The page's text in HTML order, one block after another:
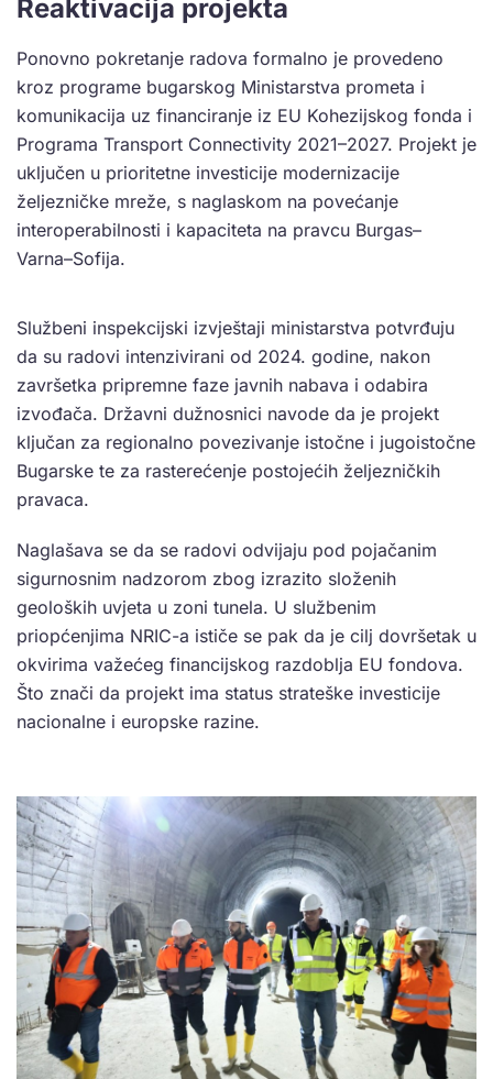
Reaktivacija projekta
Ponovno pokretanje radova formalno je provedeno
kroz programe bugarskog Ministarstva prometa i
komunikacija uz financiranje iz EU Kohezijskog fonda i
Programa Transport Connectivity 2021–2027. Projekt je
uključen u prioritetne investicije modernizacije
željezničke mreže, s naglaskom na povećanje
interoperabilnosti i kapaciteta na pravcu Burgas–
Varna–Sofija.
Službeni inspekcijski izvještaji ministarstva potvrđuju
da su radovi intenzivirani od 2024. godine, nakon
završetka pripremne faze javnih nabava i odabira
izvođača. Državni dužnosnici navode da je projekt
ključan za regionalno povezivanje istočne i jugoistočne
Bugarske te za rasterećenje postojećih željezničkih
pravaca.
Naglašava se da se radovi odvijaju pod pojačanim
sigurnosnim nadzorom zbog izrazito složenih
geoloških uvjeta u zoni tunela. U službenim
priopćenjima NRIC-a ističe se pak da je cilj dovršetak u
okvirima važećeg financijskog razdoblja EU fondova.
Što znači da projekt ima status strateške investicije
nacionalne i europske razine.